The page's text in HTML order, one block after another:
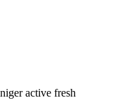
active fresh